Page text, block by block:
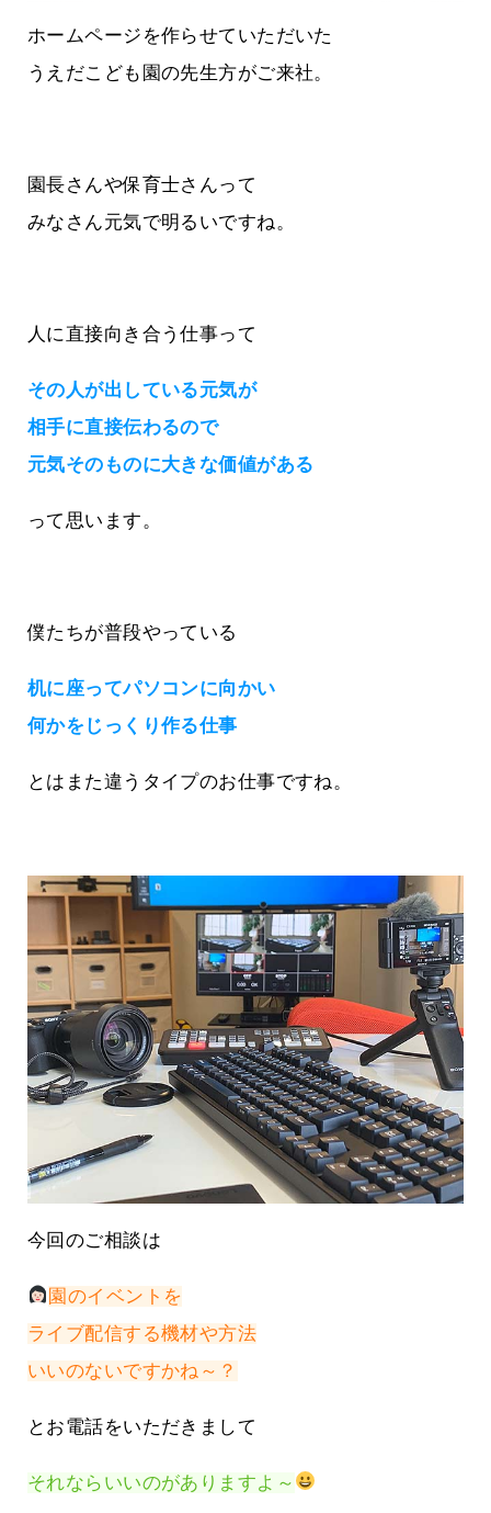
ホームページを作らせていただいた
うえだこども園の先生方がご来社。
園長さんや保育士さんって
みなさん元気で明るいですね。
人に直接向き合う仕事って
その人が出している元気が
相手に直接伝わるので
元気そのものに大きな価値がある
って思います。
僕たちが普段やっている
机に座ってパソコンに向かい
何かをじっくり作る仕事
とはまた違うタイプのお仕事ですね。
今回のご相談は
園のイベントを
ライブ配信する機材や方法
いいのないですかね～？
とお電話をいただきまして
それならいいのがありますよ～